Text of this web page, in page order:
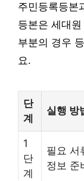
주민등록등본
등본은 세대
부분의 경우
요.
단
계
실행 방
1
단
계
필요 서
정보 준